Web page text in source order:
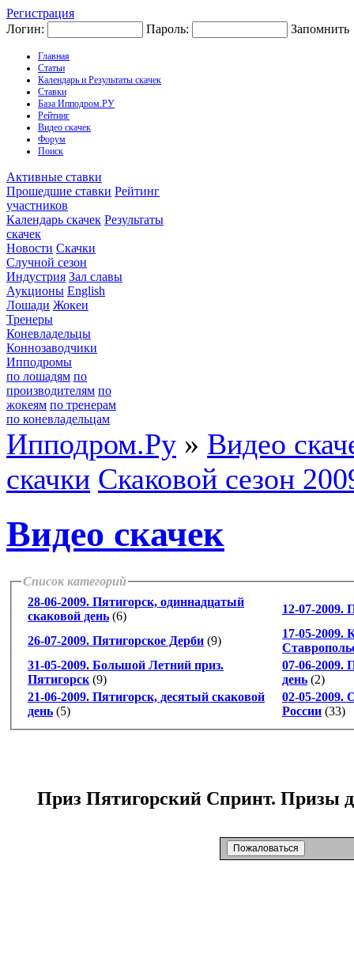
Регистрация
Логин:
Пароль: Запомнить
Главная
Статьи
Календарь и Результаты скачек
Ставки
База Ипподром.РУ
Рейтинг
Видео скачек
Форум
Поиск
Активные ставки
Прошедшие ставки Рейтинг
участников
Календарь скачек Результаты
скачек
Новости Скачки
Случной сезон
Индустрия Зал славы
Аукционы English
Лошади Жокеи
Тренеры
Коневладельцы
Коннозаводчики
Ипподромы
по лошадям по
производителям по
жокеям по тренерам
по коневладельцам
Ипподром.Ру » Видео
скачки Скаковой сезон
Видео скачек
Список категорий
28-06-2009. Пятигорск, одиннадцатый
скаковой день (6)
12-07-2009.
26-07-2009. Пятигорское Дерби (9)
17-05-2009.
31-05-2009. Большой Летний приз.
Пятигорск(9)
07-06-2009.
день (2)
21-06-2009. Пятигорск, десятый скаковой
день (5)
02-05-2009.
России (33)
Приз Пятигорский Спринт. Призы
Пожаловаться